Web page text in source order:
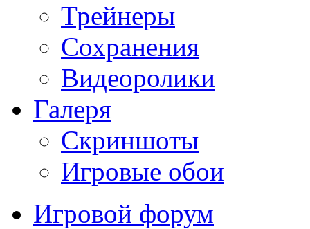
Трейнеры
Сохранения
Видеоролики
Галеря
Скриншоты
Игровые обои
Игровой форум